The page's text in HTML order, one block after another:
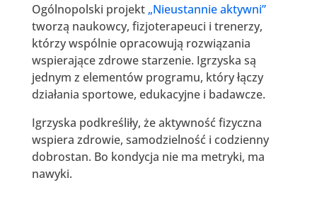
Ogólnopolski projekt „Nieustannie aktywni”
tworzą naukowcy, fizjoterapeuci i trenerzy,
którzy wspólnie opracowują rozwiązania
wspierające zdrowe starzenie. Igrzyska są
jednym z elementów programu, który łączy
działania sportowe, edukacyjne i badawcze.
Igrzyska podkreśliły, że aktywność fizyczna
wspiera zdrowie, samodzielność i codzienny
dobrostan. Bo kondycja nie ma metryki, ma
nawyki.